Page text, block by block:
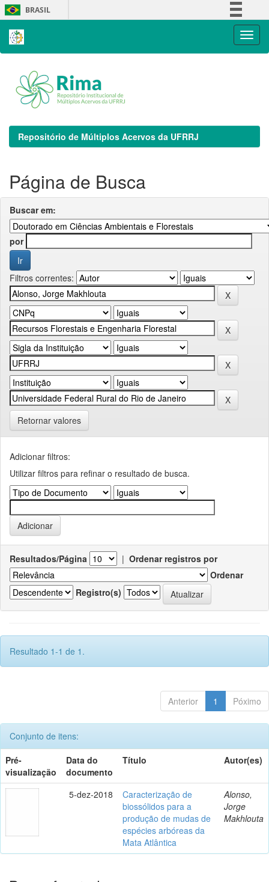
Skip
navigation
BRASIL
Repositório de Múltiplos Acervos da UFRRJ
Página de Busca
Buscar em:
por
Filtros correntes:
Retornar valores
Adicionar filtros:
Utilizar filtros para refinar o resultado de busca.
Resultados/Página | Ordenar registros por
Ordenar
Registro(s)
Resultado 1-1 de 1.
Anterior 1 Póximo
Conjunto de itens:
Pré-
visualização
Data do
documento
Título Autor(es)
5-dez-2018
Caracterização de
biossólidos para a
produção de mudas de
espécies arbóreas da
Mata Atlântica
Alonso,
Jorge
Makhlouta